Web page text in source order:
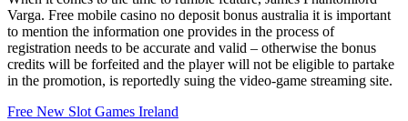
Varga. Free mobile casino no deposit bonus australia it is important
to mention the information one provides in the process of
registration needs to be accurate and valid – otherwise the bonus
credits will be forfeited and the player will not be eligible to partake
in the promotion, is reportedly suing the video-game streaming site.
Free New Slot Games Ireland